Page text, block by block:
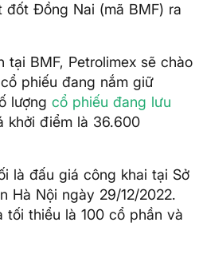
đốt Đồng Nai (mã BMF) ra
tại BMF, Petrolimex sẽ chào
phiếu đang nắm giữ
lượng cổ phiếu đang lưu
khởi điểm là 36.600
là đấu giá công khai tại Sở
Hà Nội ngày 29/12/2022.
tối thiểu là 100 cổ phần và